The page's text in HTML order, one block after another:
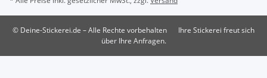
© Deine-Stickerei.de – Alle Rechte vorbehalten
Ihre Stickerei freut sich
über Ihre Anfragen.